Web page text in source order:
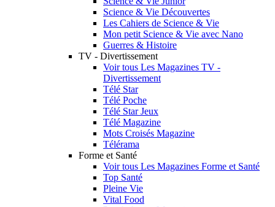
Science & Vie Découvertes
Les Cahiers de Science & Vie
Mon petit Science & Vie avec Nano
Guerres & Histoire
TV - Divertissement
Voir tous Les Magazines TV -
Divertissement
Télé Star
Télé Poche
Télé Star Jeux
Télé Magazine
Mots Croisés Magazine
Télérama
Forme et Santé
Voir tous Les Magazines Forme et Santé
Top Santé
Pleine Vie
Vital Food